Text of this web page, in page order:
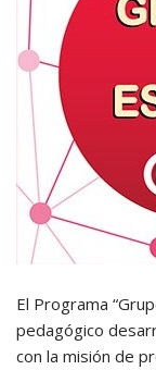
El Programa
pedagógico
con la misión de